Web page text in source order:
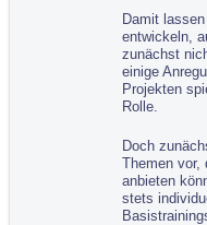
www.c-r-
Damit
entwickeln,
zunächst
einige
Projekten
Rolle.
Doch
Themen
anbieten
stets